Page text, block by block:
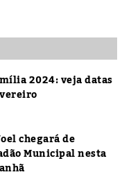
2024: veja datas
chegará de
Municipal nesta